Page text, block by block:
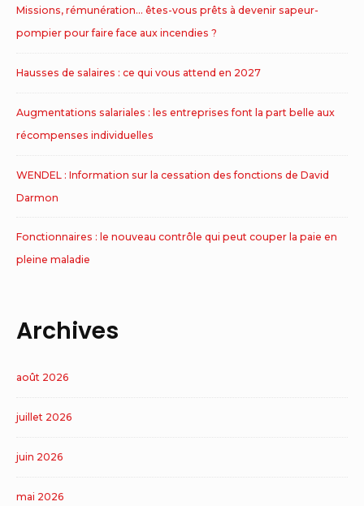
Missions, rémunération… êtes-vous prêts à devenir sapeur-
pompier pour faire face aux incendies ?
Hausses de salaires : ce qui vous attend en 2027
Augmentations salariales : les entreprises font la part belle aux
récompenses individuelles
WENDEL : Information sur la cessation des fonctions de David
Darmon
Fonctionnaires : le nouveau contrôle qui peut couper la paie en
pleine maladie
Archives
août 2026
juillet 2026
juin 2026
mai 2026